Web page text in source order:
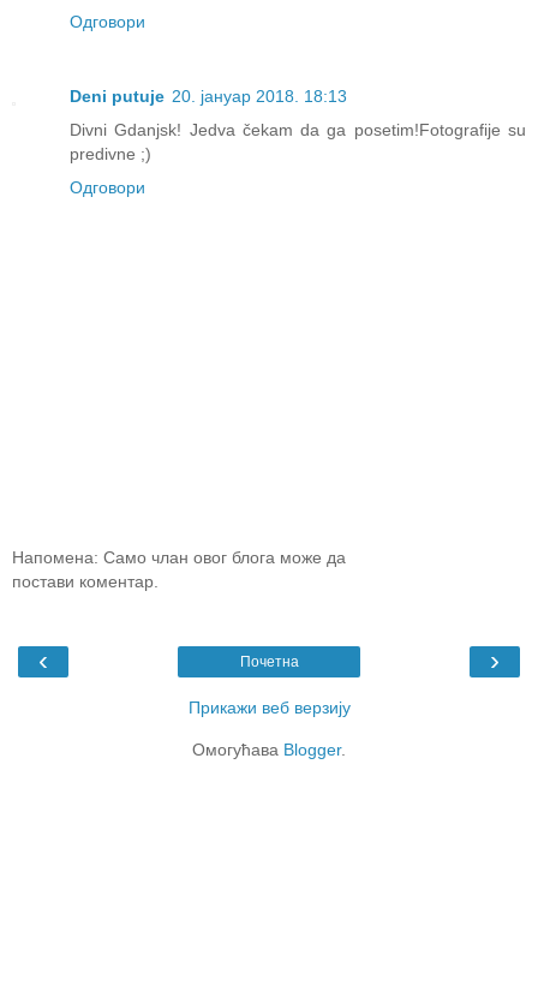
Одговори
Deni putuje 20. јануар 2018. 18:13
Divni Gdanjsk! Jedva čekam da ga posetim!Fotografije su
predivne ;)
Одговори
Напомена: Само члан овог блога може да
постави коментар.
‹ ›
Почетна
Прикажи веб верзију
Омогућава Blogger.